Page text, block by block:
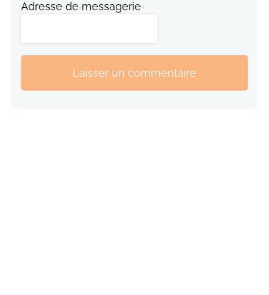
Adresse de messagerie
Laisser un commentaire